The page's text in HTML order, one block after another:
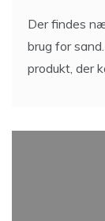
Der findes
brug for
produkt, der